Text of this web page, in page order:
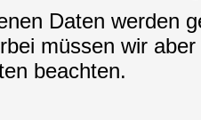
Daten werden
müssen wir
beachten.